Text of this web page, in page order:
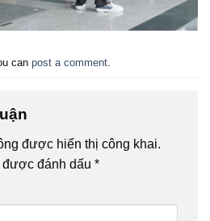
can post a comment.
được hiển thị công khai.
đánh dấu *